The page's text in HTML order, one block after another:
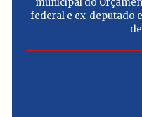
municipal do
federal e ex-deputado